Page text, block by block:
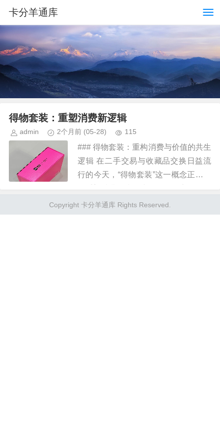
卡分羊通库
得物套装：重塑消费新逻辑
admin 2个月前 (05-28) 115
### 得物套装：重构消费与价值的共生
逻辑 在二手交易与收藏品交换日益流
行的今天，“得物套装”这一概念正在悄
是一次物品的流转，更是一场关于价值
重构的社会实验。得物套装...
Copyright 卡分羊通库 Rights Reserved.